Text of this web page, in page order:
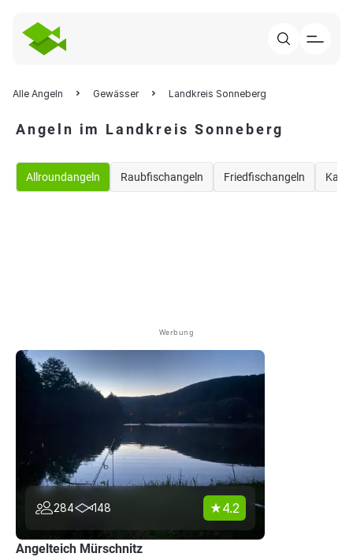
Alle Angeln Gewässer Landkreis Sonneberg
Angeln im Landkreis Sonneberg
Allroundangeln Raubfischangeln Friedfischangeln
Werbung
284 148 4.2
Angelteich Mürschnitz